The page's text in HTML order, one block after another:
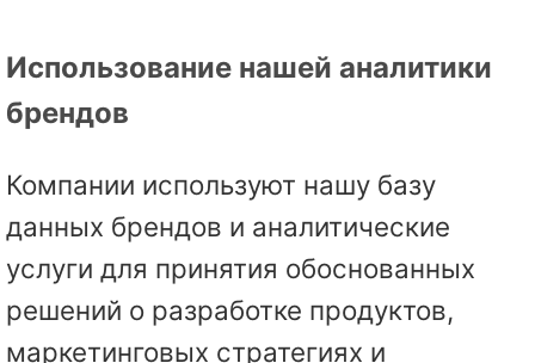
Использование нашей аналитики
брендов
Компании используют нашу базу
данных брендов и аналитические
услуги для принятия обоснованных
решений о разработке продуктов,
маркетинговых стратегиях и